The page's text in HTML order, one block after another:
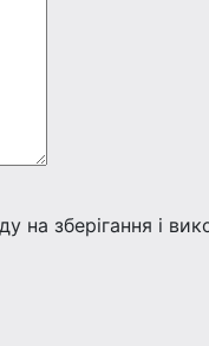
на зберігання і